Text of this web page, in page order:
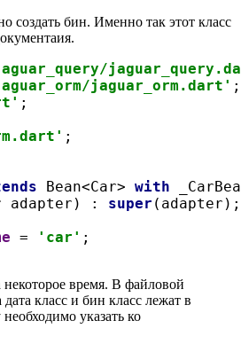
бин. Именно так этот класс
jaguar_orm.dart' ;
;
;
Bean<Car> with
adapter) :
super (adapter);
= 'car' ;
некоторое время. В файловой
класс и бин класс лежат в
указать ко